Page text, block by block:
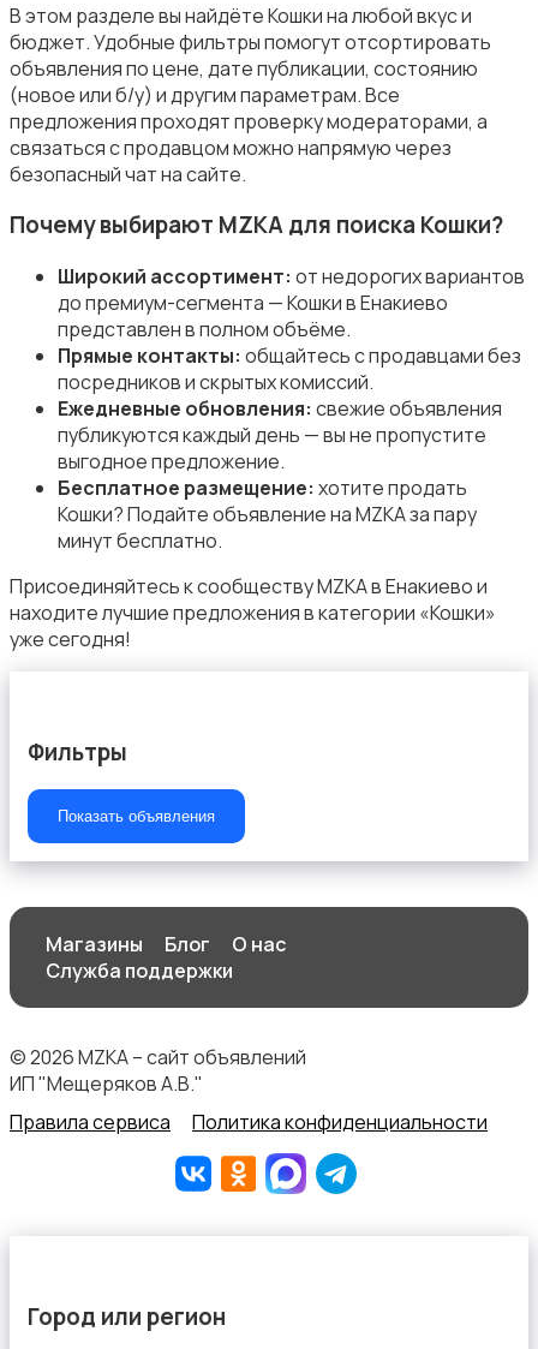
Аквариумистика
В этом разделе вы найдёте Кошки на любой вкус и
бюджет. Удобные фильтры помогут отсортировать
объявления по цене, дате публикации, состоянию
(новое или б/у) и другим параметрам. Все
предложения проходят проверку модераторами, а
связаться с продавцом можно напрямую через
безопасный чат на сайте.
Почему выбирают MZKA для поиска Кошки?
Широкий ассортимент: от недорогих вариантов
до премиум-сегмента — Кошки в Енакиево
представлен в полном объёме.
Прямые контакты: общайтесь с продавцами без
посредников и скрытых комиссий.
Ежедневные обновления: свежие объявления
публикуются каждый день — вы не пропустите
выгодное предложение.
Бесплатное размещение: хотите продать
Кошки? Подайте объявление на MZKA за пару
минут бесплатно.
Присоединяйтесь к сообществу MZKA в Енакиево и
находите лучшие предложения в категории «Кошки»
уже сегодня!
Фильтры
Показать объявления
Магазины Блог
О нас
Служба поддержки
© 2026 MZKA – сайт объявлений
ИП "Мещеряков А.В."
Правила сервиса
Политика конфиденциальности
Город или регион